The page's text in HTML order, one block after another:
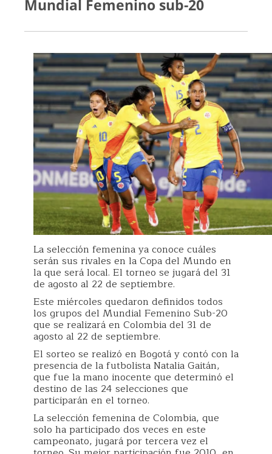
Mundial Femenino sub-20
La selección femenina ya conoce cuáles
serán sus rivales en la Copa del Mundo en
la que será local. El torneo se jugará del 31
de agosto al 22 de septiembre.
Este miércoles quedaron definidos todos
los grupos del Mundial Femenino Sub-20
que se realizará en Colombia del 31 de
agosto al 22 de septiembre.
El sorteo se realizó en Bogotá y contó con la
presencia de la futbolista Natalia Gaitán,
que fue la mano inocente que determinó el
destino de las 24 selecciones que
participarán en el torneo.
La selección femenina de Colombia, que
solo ha participado dos veces en este
campeonato, jugará por tercera vez el